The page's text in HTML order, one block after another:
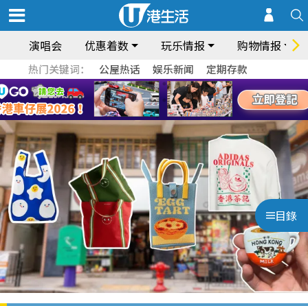
演唱会 优惠着数 玩乐情报 购物情报
热门关键词： 公屋热话 娱乐新闻 定期存款
目錄